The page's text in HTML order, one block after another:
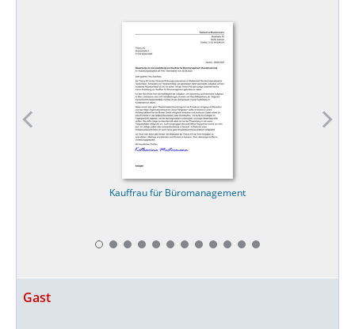
Kauffrau für Büromanagement
Gast